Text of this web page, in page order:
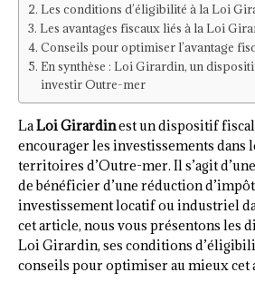
Les conditions d’éligibilité à la Loi
Les avantages fiscaux liés à la Loi
Conseils pour optimiser l’avantage
En synthèse : Loi Girardin, un
investir Outre-mer
LaLoi Girardinest un dispositif fiscal
encourager les investissements dans
territoires d’Outre-mer. Il s’agit
de bénéficier d’une réduction
investissement locatif ou industriel
cet article, nous vous présentons les
Loi Girardin, ses conditions
conseils pour optimiser au mieux cet